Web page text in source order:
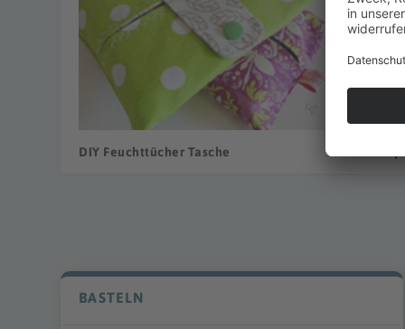
DIY Feuchttücher Tasche
BASTELN